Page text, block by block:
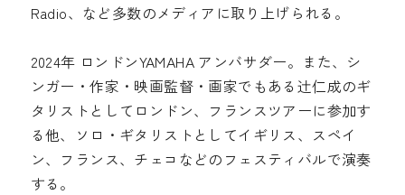
Radio、など多数のメディアに取り上げられる。
2024年 ロンドンYAMAHA アンバサダー。また、シ
ンガー・作家・映画監督・画家でもある辻仁成のギ
タリストとしてロンドン、フランスツアーに参加す
る他、ソロ・ギタリストとしてイギリス、スペイ
ン、フランス、チェコなどのフェスティバルで演奏
する。